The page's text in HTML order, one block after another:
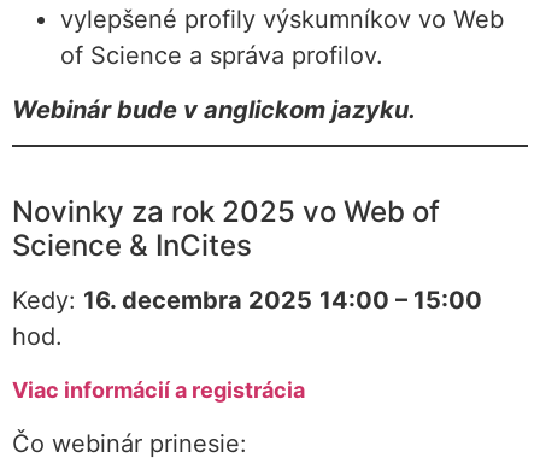
vylepšené profily výskumníkov vo Web
of Science a správa profilov.
Webinár bude v anglickom jazyku.
Novinky za rok 2025 vo Web of
Science & InCites
Kedy: 16. decembra 2025 14:00 – 15:00
hod.
Viac informácií a registrácia
Čo webinár prinesie: